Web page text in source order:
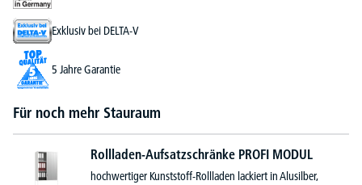
Exklusiv bei DELTA-V
5 Jahre Garantie
Für noch mehr Stauraum
Rollladen-Aufsatzschränke PROFI MODUL
hochwertiger Kunststoff-Rollladen lackiert in Alusilber,